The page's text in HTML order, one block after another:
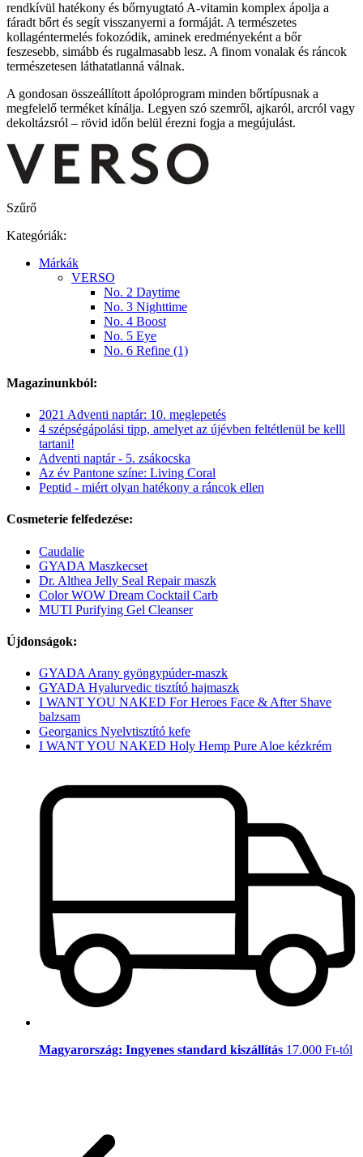
rendkívül hatékony és bőrnyugtató A-vitamin komplex ápolja a
fáradt bőrt és segít visszanyerni a formáját. A természetes
kollagéntermelés fokozódik, aminek eredményeként a bőr
feszesebb, simább és rugalmasabb lesz. A finom vonalak és ráncok
természetesen láthatatlanná válnak.
A gondosan összeállított ápolóprogram minden bőrtípusnak a
megfelelő terméket kínálja. Legyen szó szemről, ajkaról, arcról vagy
dekoltázsról – rövid időn belül érezni fogja a megújulást.
Szűrő
Kategóriák:
Márkák
VERSO
No. 2 Daytime
No. 3 Nighttime
No. 4 Boost
No. 5 Eye
No. 6 Refine (1)
Magazinunkból:
2021 Adventi naptár: 10. meglepetés
4 szépségápolási tipp, amelyet az újévben feltétlenül be kelll
tartani!
Adventi naptár - 5. zsákocska
Az év Pantone színe: Living Coral
Peptid - miért olyan hatékony a ráncok ellen
Cosmeterie felfedezése:
Caudalie
GYADA Maszkecset
Dr. Althea Jelly Seal Repair maszk
Color WOW Dream Cocktail Carb
MUTI Purifying Gel Cleanser
Újdonságok:
GYADA Arany gyöngypúder-maszk
GYADA Hyalurvedic tisztító hajmaszk
I WANT YOU NAKED For Heroes Face & After Shave
balzsam
Georganics Nyelvtisztító kefe
I WANT YOU NAKED Holy Hemp Pure Aloe kézkrém
Magyarország: Ingyenes standard kiszállítás 17.000 Ft-tól